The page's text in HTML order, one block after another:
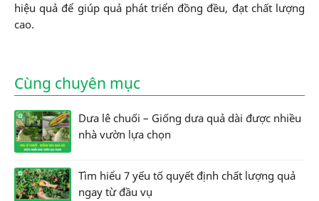
hiệu quả để giúp quả phát triển đồng đều, đạt chất lượng
cao.
Cùng chuyên mục
Dưa lê chuối – Giống dưa quả dài được nhiều
nhà vườn lựa chọn
Tìm hiểu 7 yếu tố quyết định chất lượng quả
ngay từ đầu vụ